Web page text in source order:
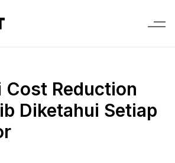
Cost Reduction
Diketahui Setiap